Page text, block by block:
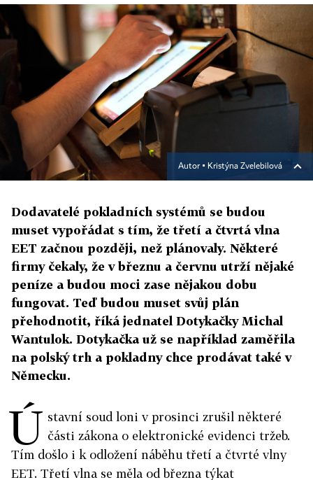
Autor ▪ Kristýna Zvelebilová
Dodavatelé pokladních systémů se budou
muset vypořádat s tím, že třetí a čtvrtá vlna
EET začnou později, než plánovaly. Některé
firmy čekaly, že v březnu a červnu utrží nějaké
peníze a budou moci zase nějakou dobu
fungovat. Teď budou muset svůj plán
přehodnotit, říká jednatel Dotykačky Michal
Wantulok. Dotykačka už se například zaměřila
na polský trh a pokladny chce prodávat také v
Německu.
Ú stavní soud loni v prosinci zrušil některé
části zákona o elektronické evidenci tržeb.
Tím došlo i k odložení náběhu třetí a čtvrté vlny
EET. Třetí vlna se měla od března týkat